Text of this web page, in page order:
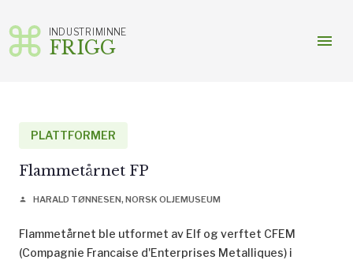
innhold
menu
INDUSTRIMINNE
FRIGG
PLATTFORMER
Flammetårnet FP
person HARALD TØNNESEN, NORSK OLJEMUSEUM
Flammetårnet ble utformet av Elf og verftet CFEM
(Compagnie Francaise d'Enterprises Metalliques) i